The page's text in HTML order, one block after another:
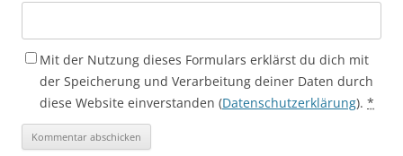
Mit der Nutzung dieses Formulars erklärst du dich mit
der Speicherung und Verarbeitung deiner Daten durch
diese Website einverstanden (Datenschutzerklärung). *